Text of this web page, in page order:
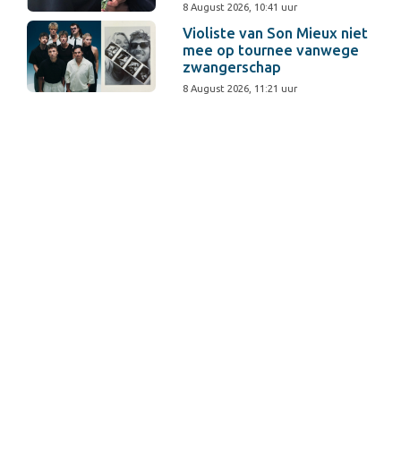
8 August 2026, 10:41 uur
Violiste van Son Mieux niet
mee op tournee vanwege
zwangerschap
8 August 2026, 11:21 uur